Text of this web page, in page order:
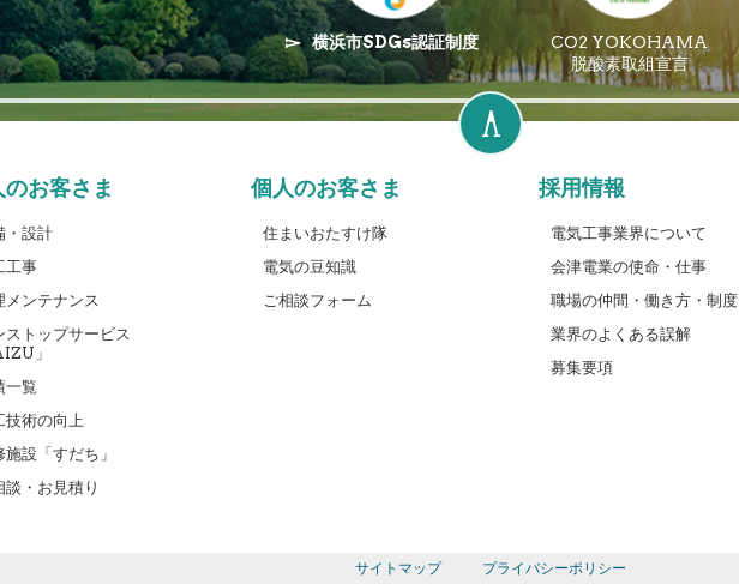
横浜市SDGs認証制度
CO2 YOKOHAMA
脱酸素取組宣言
のお客さま
・設計
工事
メンテナンス
ストップサービス
」
一覧
技術の向上
施設「すだち」
談・お見積り
個人のお客さま
住まいおたすけ隊
電気の豆知識
ご相談フォーム
採用情報
電気工事業界について
会津電業の使命・仕事
職場の仲間・働き方・制度
業界のよくある誤解
募集要項
サイトマップ プライバシーポリシー